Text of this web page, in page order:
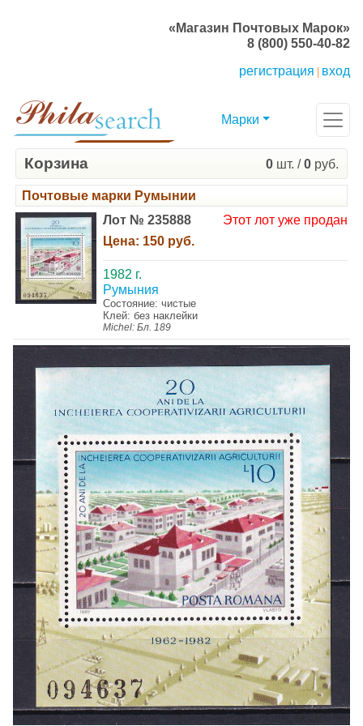
«Магазин Почтовых Марок»
8 (800) 550-40-82
регистрация
вход
Марки
Корзина 0 шт. /0 руб.
Почтовые марки Румынии
Лот № 235888
Цена: 150 руб.
Этот лот уже продан
1982 г.
Румыния
Состояние: чистые
Клей: без наклейки
Michel: Бл. 189